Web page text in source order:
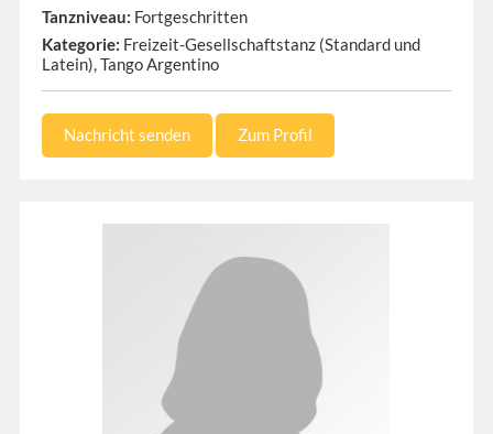
Tanzniveau: Fortgeschritten
Kategorie: Freizeit-Gesellschaftstanz (Standard und
Latein), Tango Argentino
Nachricht senden Zum Profil